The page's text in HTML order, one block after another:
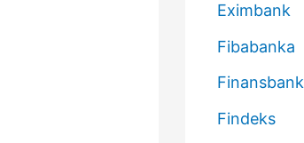
Eximbank
Fibabanka
Finansbank
Findeks